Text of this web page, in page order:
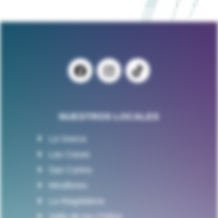
NUESTROS LOCALES
La Gasca
Las Casas
San Carlos
Miraflores
La Magdalena